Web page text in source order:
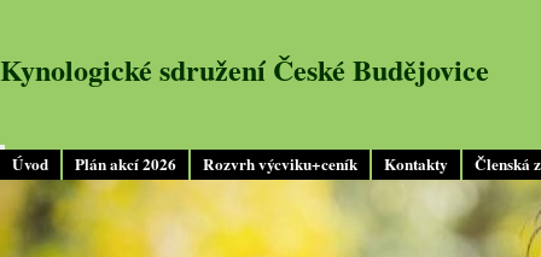
Úvod Plán akcí 2026 Rozvrh výcviku+ceník Kontakty Členská
Kynologické sdružení České Budějovice